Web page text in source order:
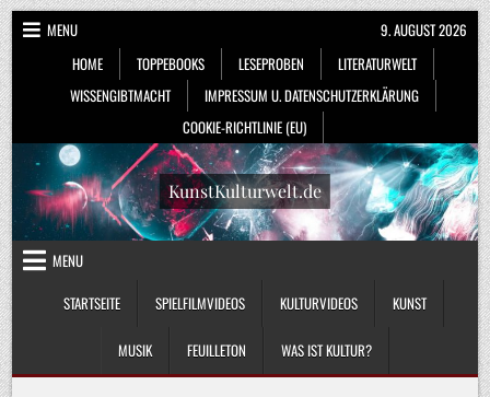
Skip
to
content
MENU
HOME
TOPPEBOOKS LESEPROBEN
LITERATURWELT
WISSENGIBTMACHT
IMPRESSUM U. DATENSCHUTZERKLÄRUNG
COOKIE-RICHTLINIE (EU)
9. AUGUST 2026
KunstKulturwelt.de
MENU
STARTSEITE
SPIELFILMVIDEOS KULTURVIDEOS KUNST
MUSIK FEUILLETON WAS IST KULTUR?